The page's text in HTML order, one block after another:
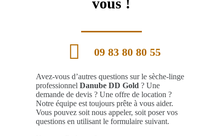
09 83 80 80 55
Avez-vous d’autres questions sur le sèche-linge
professionnel Danube DD Gold ? Une
demande de devis ? Une offre de location ?
Notre équipe est toujours prête à vous aider.
Vous pouvez soit nous appeler, soit poser vos
questions en utilisant le formulaire suivant.